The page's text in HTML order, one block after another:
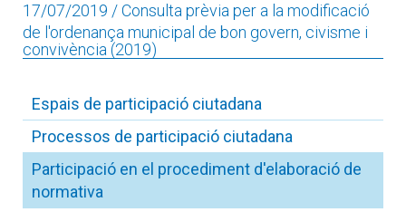
17/07/2019 / Consulta prèvia per a la modificació
de l'ordenança municipal de bon govern, civisme i
convivència (2019)
Espais de participació ciutadana
Processos de participació ciutadana
Participació en el procediment d'elaboració de
normativa